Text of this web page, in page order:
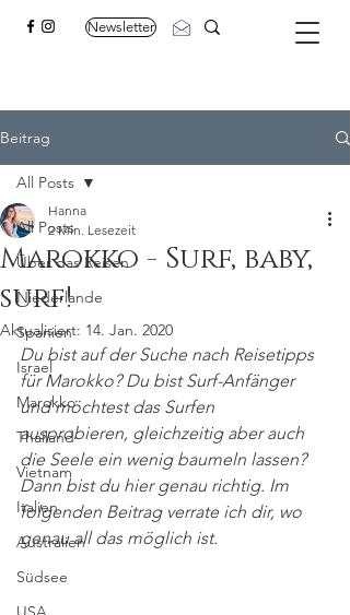
Newsletter
Beitrag
All Posts
Über das Reisen
Niederlande
Spanien
Israel
Marokko
Thailand
Vietnam
Italien
Australien
Südsee
All Posts
Marokko - Surf, baby,
surf!
Hanna
2 Min. Lesezeit
Aktualisiert: 14. Jan. 2020
Du bist auf der Suche nach Reisetipps
für Marokko? Du bist Surf-Anfänger
und möchtest das Surfen
ausprobieren, gleichzeitig aber auch
die Seele ein wenig baumeln lassen?
Dann bist du hier genau richtig. Im
folgenden Beitrag verrate ich dir, wo
genau all das möglich ist.